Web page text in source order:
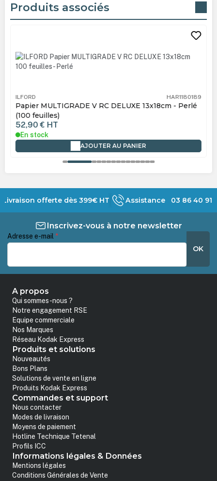
Produits associés
ILFORD HAR1180189
Papier MULTIGRADE V RC DELUXE 13x18cm - Perlé
(100 feuilles)
52,90 € HT
En stock
AJOUTER AU PANIER
Livraison offerte dès 399€ HT Assistance 03 86 40 91
Inscrivez-vous à notre newsletter
Adresse e-mail *
OK
A propos
Qui sommes-nous ?
Notre engagement RSE
Equipe commerciale
Nos Marques
Réseau Kodak Express
Produits et solutions
Nouveautés
Bons Plans
Solutions de vente en ligne
Produits Kodak Express
Commandes et support
Nous contacter
Modes de livraison
Moyens de paiement
Hotline Technique Tetenal
Profils ICC
Informations légales & Données
Mentions légales
Conditions Générales de Vente